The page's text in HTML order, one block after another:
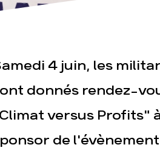
4 juin, les
donnés rendez-
versus Profits"
de